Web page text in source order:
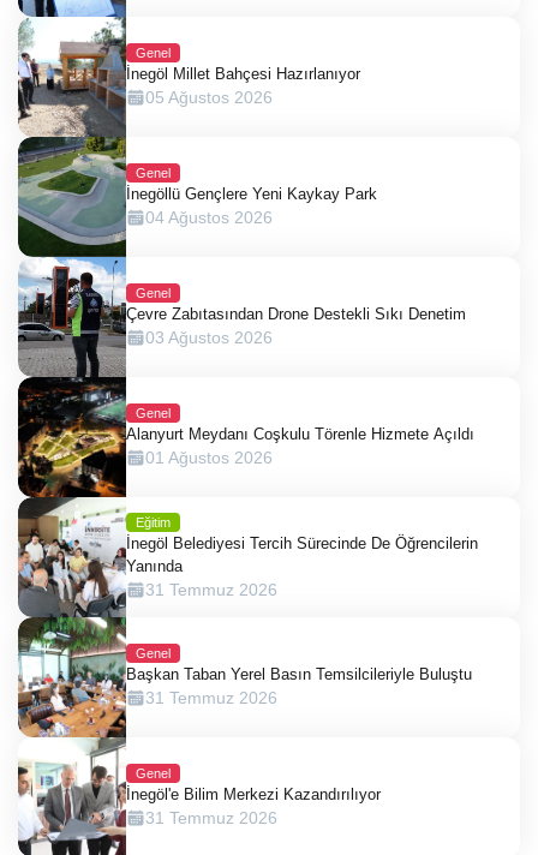
Genel
İnegöl Millet Bahçesi Hazırlanıyor
05 Ağustos 2026
Genel
İnegöllü Gençlere Yeni Kaykay Park
04 Ağustos 2026
Genel
Çevre Zabıtasından Drone Destekli Sıkı Denetim
03 Ağustos 2026
Genel
Alanyurt Meydanı Coşkulu Törenle Hizmete Açıldı
01 Ağustos 2026
Eğitim
İnegöl Belediyesi Tercih Sürecinde De Öğrencilerin
Yanında
31 Temmuz 2026
Genel
Başkan Taban Yerel Basın Temsilcileriyle Buluştu
31 Temmuz 2026
Genel
İnegöl'e Bilim Merkezi Kazandırılıyor
31 Temmuz 2026